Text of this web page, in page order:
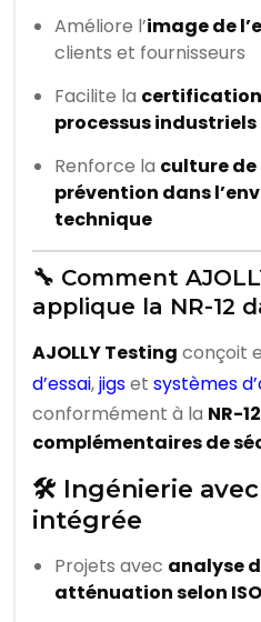
Améliore l’image de
clients et fournisseurs
Facilite la
processus industriels
Renforce la culture
prévention dans
technique
🔧 Comment
applique la NR-12
AJOLLY Testing conçoit
d’essai,jigset systèmes
conformément à la NR-
complémentaires de
🛠️ Ingénierie
intégrée
Projets avec analyse
atténuation selon ISO